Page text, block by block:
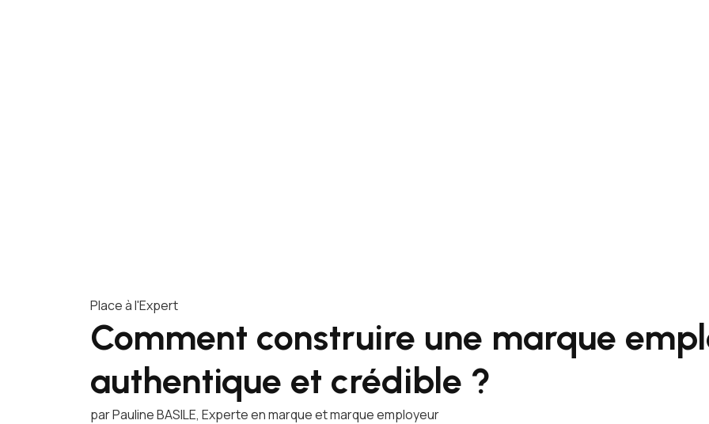
Place à l'Expert
Comment construire une marque
authentique et crédible ?
par Pauline BASILE, Experte en marque et marque employeur